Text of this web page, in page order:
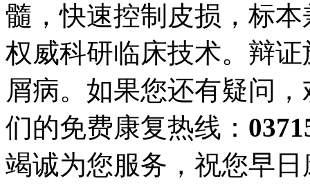
髓，快速控制皮损，标
权威科研临床技术。辩
屑病。如果您还有疑问
们的免费康复热线：
竭诚为您服务，祝您早日